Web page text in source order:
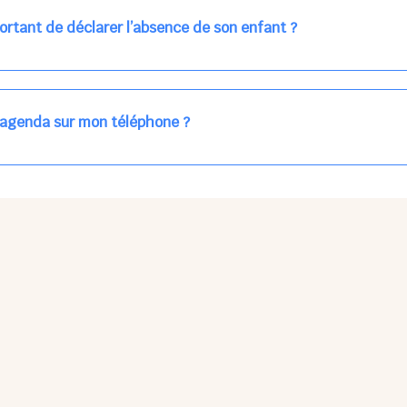
de déclarer l’absence de son enfant ?
enfants à accueillir, et ajuster les plannings au mieux.
car les repas sont commandés à l’avance.
sur mon téléphone ?
sur l'App Store ni Google Play car il s'agit d'une Web App,